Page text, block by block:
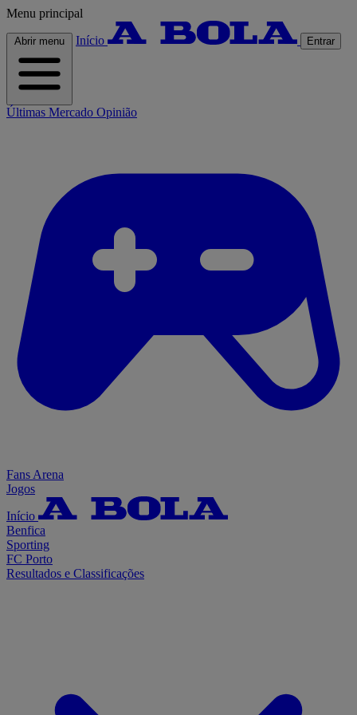
Menu principal
Abrir menu Início Entrar
Últimas Mercado Opinião
Fans Arena
Jogos
Início
Benfica
Sporting
FC Porto
Resultados e Classificações